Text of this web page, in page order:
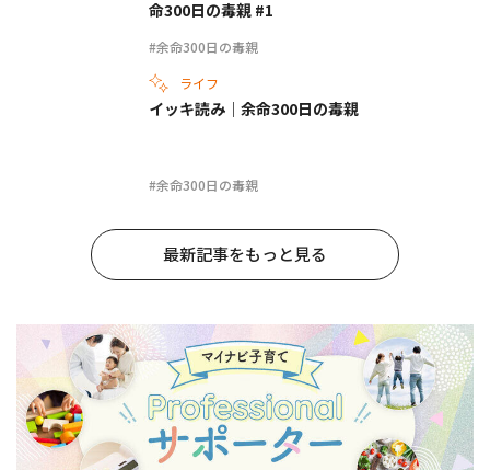
#余命300日の毒親
命300日の毒親 #1
ライフ
#余命300日の毒親
イッキ読み｜余命300日の毒親
最新記事をもっと見る